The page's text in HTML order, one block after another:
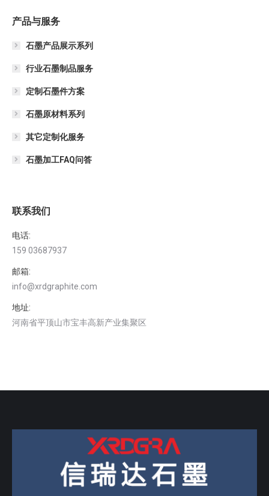
产品与服务
石墨产品展示系列
行业石墨制品服务
定制石墨件方案
石墨原材料系列
其它定制化服务
石墨加工FAQ问答
联系我们
电话:
159 03687937
邮箱:
info@xrdgraphite.com
地址:
河南省平顶山市宝丰高新产业集聚区